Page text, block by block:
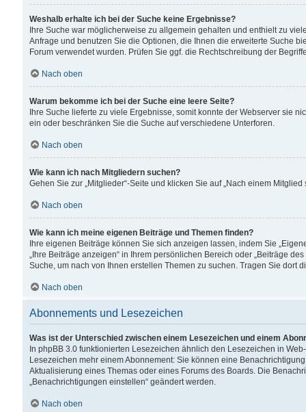
Weshalb erhalte ich bei der Suche keine Ergebnisse?
Ihre Suche war möglicherweise zu allgemein gehalten und enthielt zu
Anfrage und benutzen Sie die Optionen, die Ihnen die erweiterte Suche
Forum verwendet wurden. Prüfen Sie ggf. die Rechtschreibung der
Nach oben
Warum bekomme ich bei der Suche eine leere Seite?
Ihre Suche lieferte zu viele Ergebnisse, somit konnte der Webserver sie
ein oder beschränken Sie die Suche auf verschiedene Unterforen.
Nach oben
Wie kann ich nach Mitgliedern suchen?
Gehen Sie zur „Mitglieder“-Seite und klicken Sie auf „Nach einem Mitglied
Nach oben
Wie kann ich meine eigenen Beiträge und Themen finden?
Ihre eigenen Beiträge können Sie sich anzeigen lassen, indem Sie
„Ihre Beiträge anzeigen“ in Ihrem persönlichen Bereich oder „Beiträge
Suche, um nach von Ihnen erstellen Themen zu suchen. Tragen Sie dort
Nach oben
Abonnements und Lesezeichen
Was ist der Unterschied zwischen einem Lesezeichen und einem
In phpBB 3.0 funktionierten Lesezeichen ähnlich den Lesezeichen in
Lesezeichen mehr einem Abonnement: Sie können eine
Aktualisierung eines Themas oder eines Forums des Boards. Die
„Benachrichtigungen einstellen“ geändert werden.
Nach oben